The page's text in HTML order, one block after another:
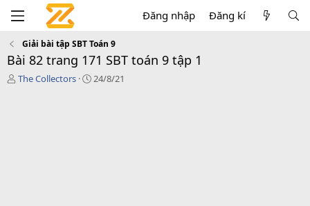
Đăng nhập Đăng kí
Giải bài tập SBT Toán 9
Bài 82 trang 171 SBT toán 9 tập 1
T
The Collectors
C
24/8/21